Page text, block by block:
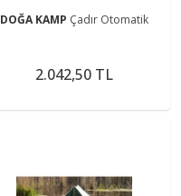
DOĞA KAMP Çadır Otomatik
2.042,50 TL